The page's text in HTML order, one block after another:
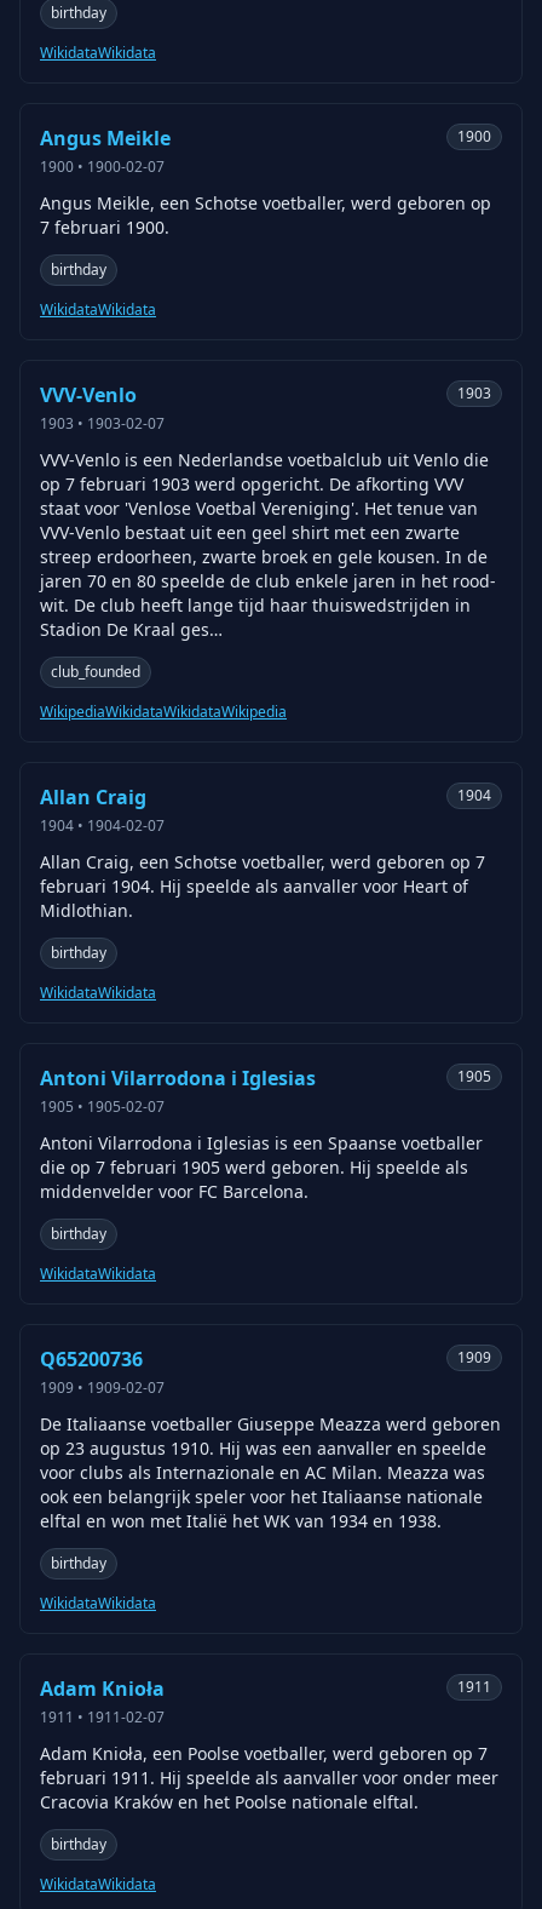
birthday
WikidataWikidata
Angus Meikle
1900 • 1900-02-07
1900
Angus Meikle, een Schotse voetballer, werd geboren op
7 februari 1900.
birthday
WikidataWikidata
VVV-Venlo
1903 • 1903-02-07
1903
VVV-Venlo is een Nederlandse voetbalclub uit Venlo die
op 7 februari 1903 werd opgericht. De afkorting VVV
staat voor 'Venlose Voetbal Vereniging'. Het tenue van
VVV-Venlo bestaat uit een geel shirt met een zwarte
streep erdoorheen, zwarte broek en gele kousen. In de
jaren 70 en 80 speelde de club enkele jaren in het rood-
wit. De club heeft lange tijd haar thuiswedstrijden in
Stadion De Kraal ges…
club_founded
WikipediaWikidataWikidataWikipedia
Allan Craig
1904 • 1904-02-07
1904
Allan Craig, een Schotse voetballer, werd geboren op 7
februari 1904. Hij speelde als aanvaller voor Heart of
Midlothian.
birthday
WikidataWikidata
Antoni Vilarrodona i Iglesias
1905 • 1905-02-07
1905
Antoni Vilarrodona i Iglesias is een Spaanse voetballer
die op 7 februari 1905 werd geboren. Hij speelde als
middenvelder voor FC Barcelona.
birthday
WikidataWikidata
Q65200736
1909 • 1909-02-07
1909
De Italiaanse voetballer Giuseppe Meazza werd geboren
op 23 augustus 1910. Hij was een aanvaller en speelde
voor clubs als Internazionale en AC Milan. Meazza was
ook een belangrijk speler voor het Italiaanse nationale
elftal en won met Italië het WK van 1934 en 1938.
birthday
WikidataWikidata
Adam Knioła
1911 • 1911-02-07
1911
Adam Knioła, een Poolse voetballer, werd geboren op 7
februari 1911. Hij speelde als aanvaller voor onder meer
Cracovia Kraków en het Poolse nationale elftal.
birthday
WikidataWikidata